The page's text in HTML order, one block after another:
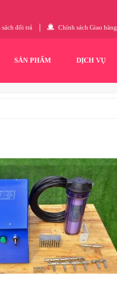
đổi trả Chính sách Giao hàng
SẢN PHẨM DỊCH VỤ